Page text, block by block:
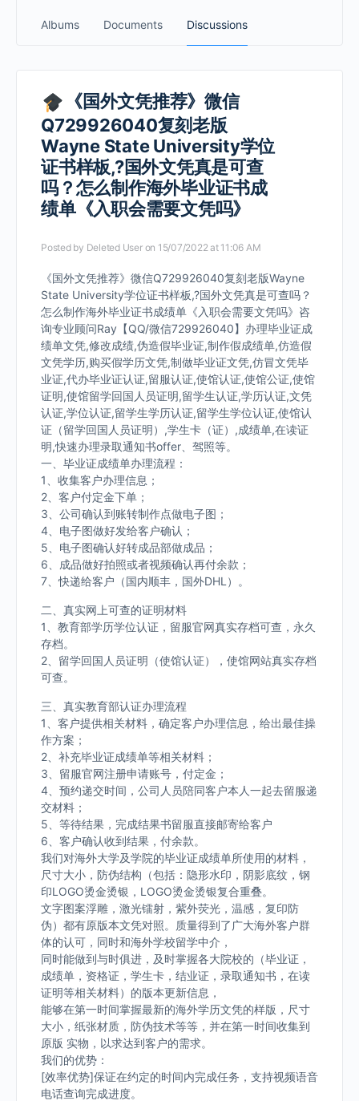
Albums Documents Discussions
《国外文凭推荐》微信
Q729926040复刻老版
Wayne State University学位
证书样板,?国外文凭真是可查
吗？怎么制作海外毕业证书成
绩单《入职会需要文凭吗》
Posted by Deleted User on 15/07/2022 at 11:06 AM
《国外文凭推荐》微信Q729926040复刻老版Wayne
State University学位证书样板,?国外文凭真是可查吗？
怎么制作海外毕业证书成绩单《入职会需要文凭吗》咨
询专业顾问Ray【QQ/微信729926040】办理毕业证成
绩单文凭,修改成绩,伪造假毕业证,制作假成绩单,仿造假
文凭学历,购买假学历文凭,制做毕业证文凭,仿冒文凭毕
业证,代办毕业证认证,留服认证,使馆认证,使馆公证,使馆
证明,使馆留学回国人员证明,留学生认证,学历认证,文凭
认证,学位认证,留学生学历认证,留学生学位认证,使馆认
证（留学回国人员证明）,学生卡（证）,成绩单,在读证
明,快速办理录取通知书offer、驾照等。
一、毕业证成绩单办理流程：
1、收集客户办理信息；
2、客户付定金下单；
3、公司确认到账转制作点做电子图；
4、电子图做好发给客户确认；
5、电子图确认好转成品部做成品；
6、成品做好拍照或者视频确认再付余款；
7、快递给客户（国内顺丰，国外DHL）。
二、真实网上可查的证明材料
1、教育部学历学位认证，留服官网真实存档可查，永久
存档。
2、留学回国人员证明（使馆认证），使馆网站真实存档
可查。
三、真实教育部认证办理流程
1、客户提供相关材料，确定客户办理信息，给出最佳操
作方案；
2、补充毕业证成绩单等相关材料；
3、留服官网注册申请账号，付定金；
4、预约递交时间，公司人员陪同客户本人一起去留服递
交材料；
5、等待结果，完成结果书留服直接邮寄给客户
6、客户确认收到结果，付余款。
我们对海外大学及学院的毕业证成绩单所使用的材料，
尺寸大小，防伪结构（包括：隐形水印，阴影底纹，钢
印LOGO烫金烫银，LOGO烫金烫银复合重叠。
文字图案浮雕，激光镭射，紫外荧光，温感，复印防
伪）都有原版本文凭对照。质量得到了广大海外客户群
体的认可，同时和海外学校留学中介，
同时能做到与时俱进，及时掌握各大院校的（毕业证，
成绩单，资格证，学生卡，结业证，录取通知书，在读
证明等相关材料）的版本更新信息，
能够在第一时间掌握最新的海外学历文凭的样版，尺寸
大小，纸张材质，防伪技术等等，并在第一时间收集到
原版 实物，以求达到客户的需求。
我们的优势：
[效率优势]保证在约定的时间内完成任务，支持视频语音
电话查询完成进度。